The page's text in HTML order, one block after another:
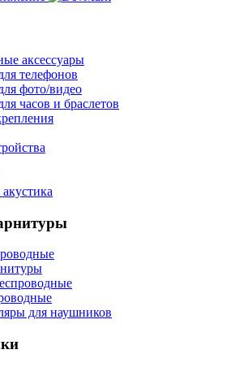
аксессуары
телефонов
фото/видео
часов и браслетов
для наушников